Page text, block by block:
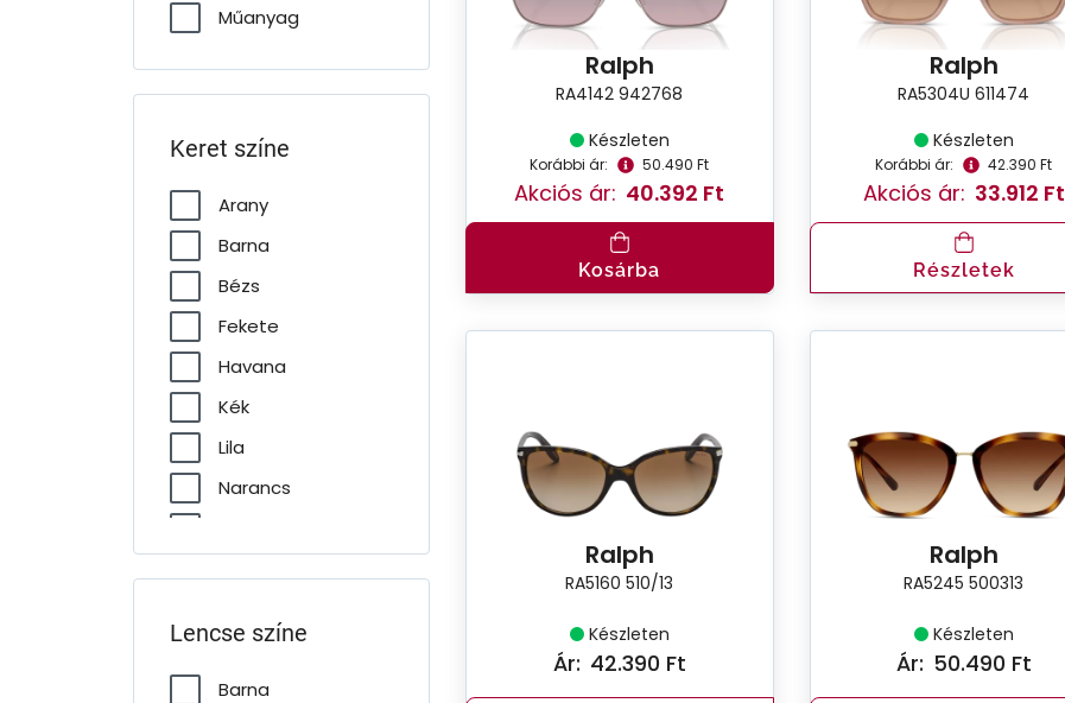
Műanyag
Keret színe
Arany
Barna
Bézs
Fekete
Havana
Kék
Lila
Narancs
Lencse színe
Barna
Ralph
RA4142 942768
Készleten
Korábbi ár: 50.490 Ft
Akciós ár: 40.392 Ft
Kosárba
Ralph
RA5304U 611474
Készleten
Korábbi ár: 42.390 Ft
Akciós ár: 33.912 Ft
Részletek
Ralph
RA5160 510/13
Készleten
Ár: 42.390 Ft
Ralph
RA5245 500313
Készleten
Ár: 50.490 Ft